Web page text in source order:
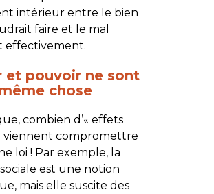
intérieur entre le bien
faire et le mal
effectivement.
et pouvoir ne sont
chose
combien d’« effets
viennent compromettre
loi ! Par exemple, la
est une notion
mais elle suscite des